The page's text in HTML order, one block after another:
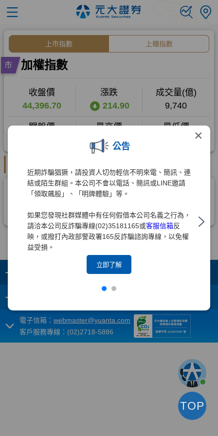
×
公告
近期詐騙猖獗，請投資人切勿輕信不明來電、簡訊、連
結或陌生群組。本公司不會以電話、簡訊或LINE邀請
「領取飆股」、「明牌體驗」等。
如果您發現社群媒體中有任何假借本公司名義之行為，
請洽本公司反詐騙專線(02)35181165或客服信箱反
映，或撥打內政部警政署165反詐騙諮詢專線，以免權
益受損。
立即了解
+
+
電子信箱： webmaster@yuanta.com
客戶服務專線：(02)2718-5886
TOP